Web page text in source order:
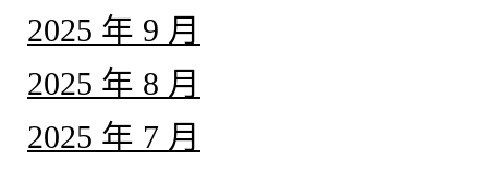
2025 年 9 月
2025 年 8 月
2025 年 7 月